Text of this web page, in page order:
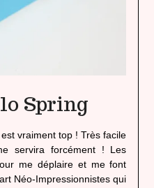
Spring
vraiment top ! Très facile
servira forcément ! Les
me déplaire et me font
Néo-Impressionnistes qui